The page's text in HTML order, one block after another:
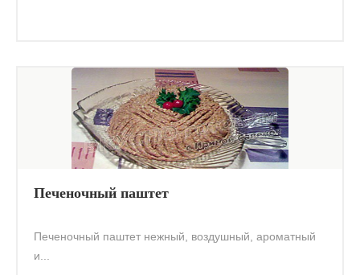
Печеночный паштет
Печеночный паштет нежный, воздушный, ароматный
и...